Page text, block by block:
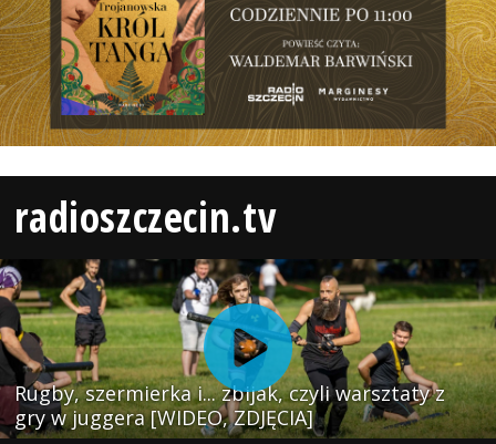
radioszczecin.tv
Rugby, szermierka i... zbijak, czyli warsztaty z
gry w juggera [WIDEO, ZDJĘCIA]